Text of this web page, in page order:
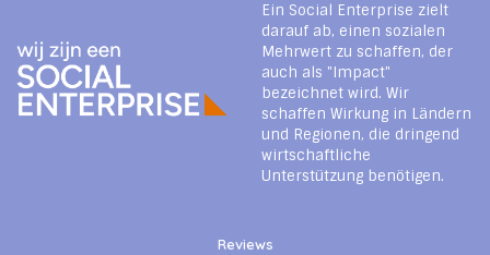
Ein Social Enterprise zielt
darauf ab, einen sozialen
Mehrwert zu schaffen, der
auch als "Impact"
bezeichnet wird. Wir
schaffen Wirkung in Ländern
und Regionen, die dringend
wirtschaftliche
Unterstützung benötigen.
Reviews